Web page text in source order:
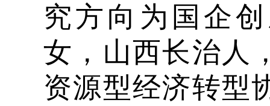
究方向为国企
女，山西长治人
资源型经济转型